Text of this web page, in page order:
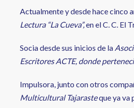
Actualmente y desde hace cinco
Lectura “La Cueva”,en el C. C. El
Socia desde sus inicios de la
Escritores ACTE, donde
Impulsora, junto con otros
Multicultural Tajarasteque ya va